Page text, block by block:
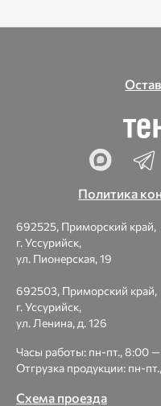
Политика
692525, Приморский край,
г. Уссурийск,
ул. Пионерская, 19
692503, Приморский край,
г. Уссурийск,
ул. Ленина, д. 126
Часы работы: пн-пт., 8:00 —
Отгрузка продукции: пн-
Схема проезда